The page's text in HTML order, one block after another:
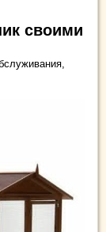
своими